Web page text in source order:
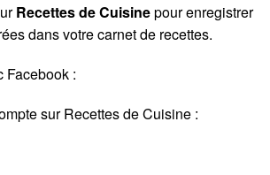
Recettes de Cuisinepour enregistrer
dans votre carnet de recettes.
Facebook :
sur Recettes de Cuisine :